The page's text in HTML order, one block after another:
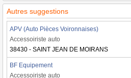
Autres suggestions
APV (Auto Pièces Voironnaises)
Accessoiriste auto
38430 - SAINT JEAN DE MOIRANS
BF Equipement
Accessoiriste auto